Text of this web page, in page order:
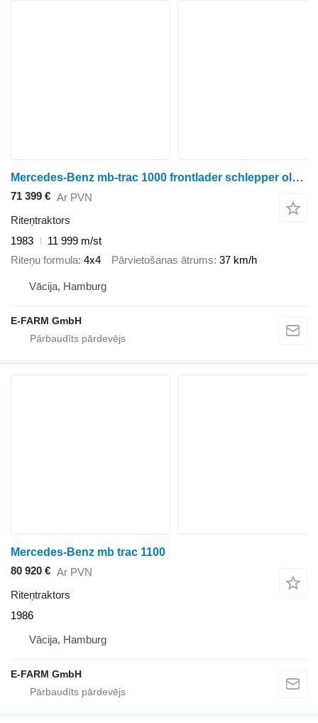
Mercedes-Benz mb-trac 1000 frontlader schlepper oldtimer
71 399 € Ar PVN
Riteņtraktors
1983
11 999 m/st
Riteņu formula 4x4 Pārvietošanas ātrums 37 km/h
Vācija, Hamburg
E-FARM GmbH
Mercedes-Benz mb trac 1100
80 920 € Ar PVN
Riteņtraktors
1986
Vācija, Hamburg
E-FARM GmbH